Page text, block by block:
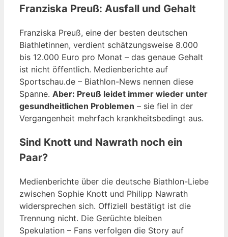
Franziska Preuß: Ausfall und Gehalt
Franziska Preuß, eine der besten deutschen
Biathletinnen, verdient schätzungsweise 8.000
bis 12.000 Euro pro Monat – das genaue Gehalt
ist nicht öffentlich. Medienberichte auf
Sportschau.de – Biathlon-News nennen diese
Spanne. Aber: Preuß leidet immer wieder unter
gesundheitlichen Problemen – sie fiel in der
Vergangenheit mehrfach krankheitsbedingt aus.
Sind Knott und Nawrath noch ein
Paar?
Medienberichte über die deutsche Biathlon-Liebe
zwischen Sophie Knott und Philipp Nawrath
widersprechen sich. Offiziell bestätigt ist die
Trennung nicht. Die Gerüchte bleiben
Spekulation – Fans verfolgen die Story auf